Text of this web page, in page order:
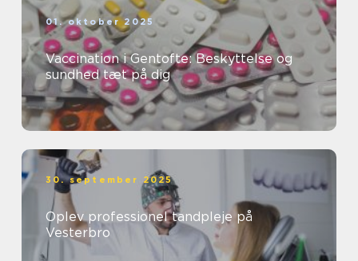
01. oktober 2025
Vaccination i Gentofte: Beskyttelse og
sundhed tæt på dig
30. september 2025
Oplev professionel tandpleje på
Vesterbro